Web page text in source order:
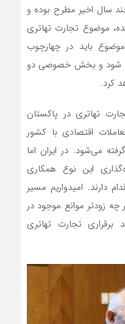
سال اخیر مطرح بوده و
موضوع تجارت تهاتری
باید در چهارچوب
شود و بخش خصوصی دو
کرد.
تهاتری در پاکستان
اقتصادی با کشور
می‌شود. در ایران اما
این نوع همکاری
دارند. امیدواریم مسیر
زودتر موانع موجود در
تجارت تهاتری